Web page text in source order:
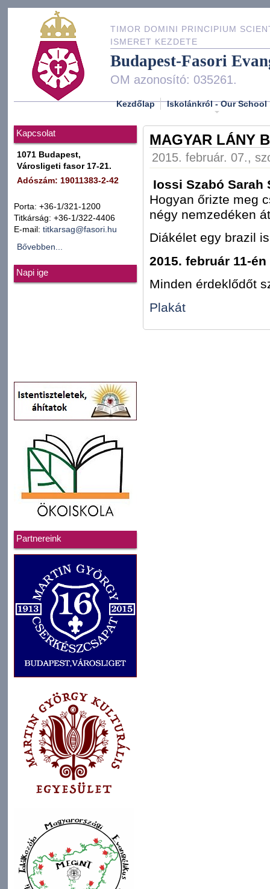
TIMOR DOMINI PRINCIPIUM
ISMERET KEZDETE
Budapest-Fasori
OM azonosító: 035261.
Kezdőlap Iskolánkról - Our School
Kapcsolat
1071 Budapest,
Városligeti fasor 17-21.
Adószám: 19011383-2-42
Porta: +36-1/321-1200
Titkárság: +36-1/322-4406
E-mail: titkarsag@fasori.hu
Bővebben...
Napi ige
Partnereink
MAGYAR LÁNY
2015. február. 07.,
Iossi Szabó Sarah
Hogyan őrizte meg
négy nemzedéken
Diákélet egy brazil
2015. február 11-
Minden érdeklődőt
Plakát